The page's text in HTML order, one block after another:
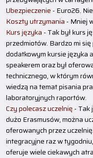
Ubezpieczenie - Euro26.
Koszty utrzymania - Mniej
Kurs języka - Tak był kurs
przedmiotów. Bardzo mi się
dodatkowym kursie języka
speakerem oraz był
technicznego, w którym
wiedzą na temat pisania
laboratoryjnych raportów.
Czy polecasz uczelnię - Tak
dużo Erasmusów, można
oferowanych przez
integracyjne raz w
oferuje wiele ciekawych